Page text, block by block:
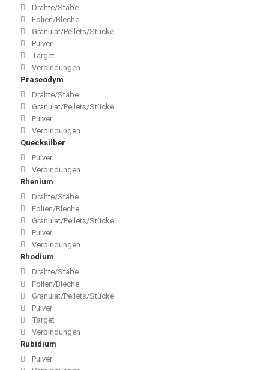
Drähte/Stäbe
Folien/Bleche
Granulat/Pellets/Stücke
Pulver
Target
Verbindungen
Praseodym
Drähte/Stäbe
Granulat/Pellets/Stücke
Pulver
Verbindungen
Quecksilber
Pulver
Verbindungen
Rhenium
Drähte/Stäbe
Folien/Bleche
Granulat/Pellets/Stücke
Pulver
Verbindungen
Rhodium
Drähte/Stäbe
Folien/Bleche
Granulat/Pellets/Stücke
Pulver
Target
Verbindungen
Rubidium
Pulver